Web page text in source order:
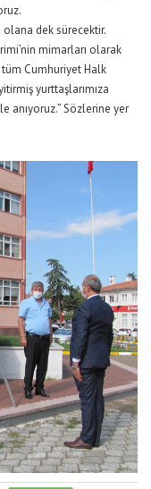
olana dek sürecektir.
mimarları olarak
tüm Cumhuriyet Halk
yurttaşlarımıza
anıyoruz.” Sözlerine yer